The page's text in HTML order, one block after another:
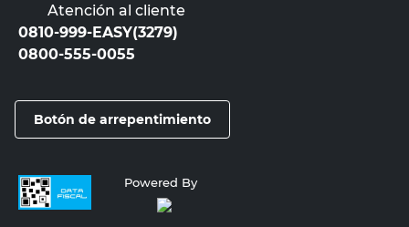
Atención al cliente
0810-999-EASY(3279)
0800-555-0055
Botón de arrepentimiento
Powered By